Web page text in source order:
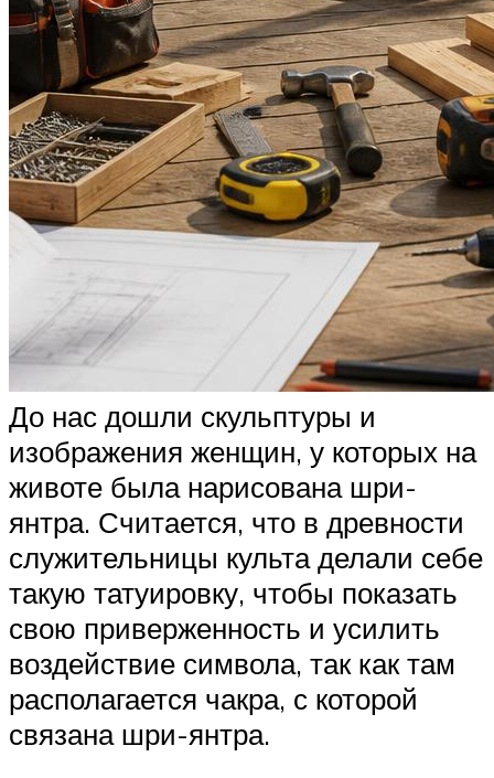
До нас дошли скульптуры и
изображения женщин, у которых на
животе была нарисована шри-
янтра. Считается, что в древности
служительницы культа делали себе
такую татуировку, чтобы показать
свою приверженность и усилить
воздействие символа, так как там
располагается чакра, с которой
связана шри-янтра.